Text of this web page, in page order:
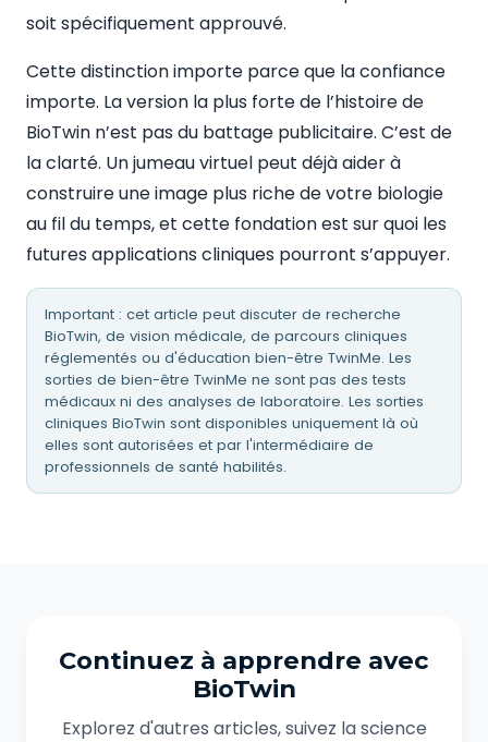
soit spécifiquement approuvé.
Cette distinction importe parce que la confiance
importe. La version la plus forte de l’histoire de
BioTwin n’est pas du battage publicitaire. C’est de
la clarté. Un jumeau virtuel peut déjà aider à
construire une image plus riche de votre biologie
au fil du temps, et cette fondation est sur quoi les
futures applications cliniques pourront s’appuyer.
Important : cet article peut discuter de recherche
BioTwin, de vision médicale, de parcours cliniques
réglementés ou d'éducation bien-être TwinMe. Les
sorties de bien-être TwinMe ne sont pas des tests
médicaux ni des analyses de laboratoire. Les sorties
cliniques BioTwin sont disponibles uniquement là où
elles sont autorisées et par l'intermédiaire de
professionnels de santé habilités.
Continuez à apprendre avec
BioTwin
Explorez d'autres articles, suivez la science